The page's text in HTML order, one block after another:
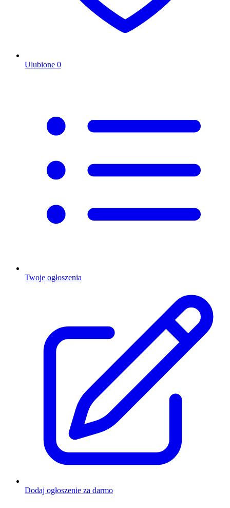
Ulubione 0
Twoje ogłoszenia
Dodaj ogłoszenie za darmo